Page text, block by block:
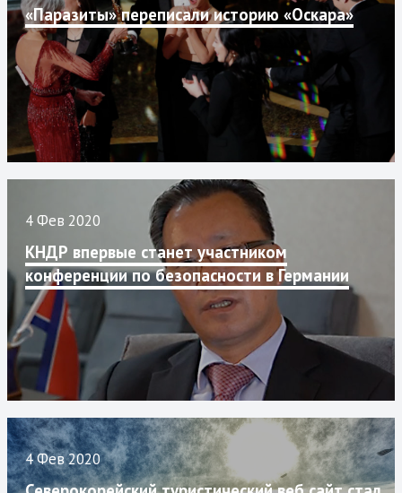
«Паразиты» переписали историю «Оскара»
4 Фев 2020
КНДР впервые станет участником
конференции по безопасности в Германии
4 Фев 2020